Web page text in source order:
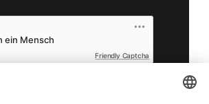
Friendly Captcha